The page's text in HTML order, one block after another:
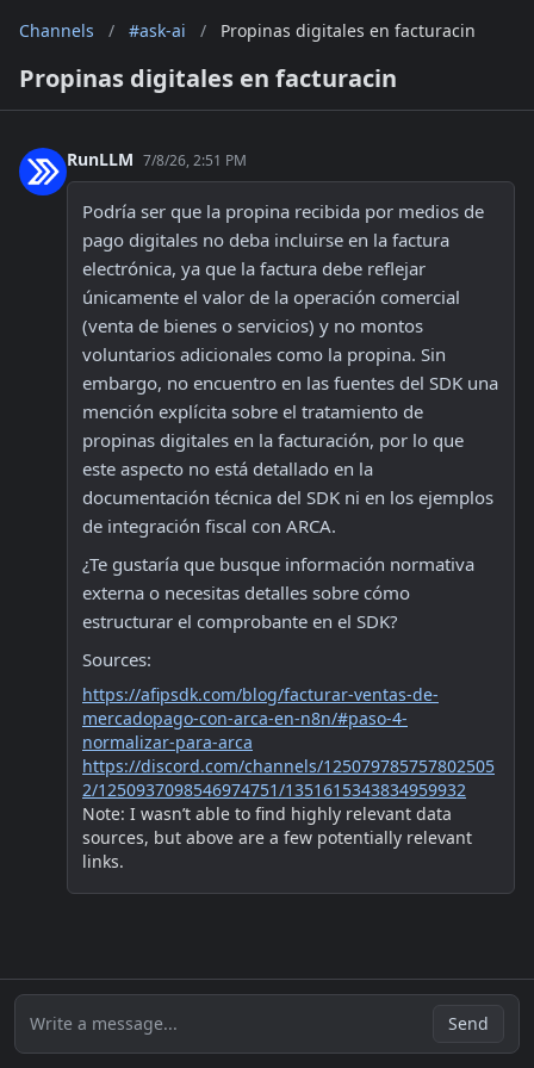
Channels / #ask-ai / Propinas digitales en facturacin
Propinas digitales en facturacin
RunLLM 7/8/26, 2:51 PM
Podría ser que la propina recibida por medios de
pago digitales no deba incluirse en la factura
electrónica, ya que la factura debe reflejar
únicamente el valor de la operación comercial
(venta de bienes o servicios) y no montos
voluntarios adicionales como la propina. Sin
embargo, no encuentro en las fuentes del SDK una
mención explícita sobre el tratamiento de
propinas digitales en la facturación, por lo que
este aspecto no está detallado en la
documentación técnica del SDK ni en los ejemplos
de integración fiscal con ARCA.
¿Te gustaría que busque información normativa
externa o necesitas detalles sobre cómo
estructurar el comprobante en el SDK?
Sources:
https://afipsdk.com/blog/facturar-ventas-de-
mercadopago-con-arca-en-n8n/#paso-4-
normalizar-para-arca
https://discord.com/channels/125079785757802505
2/1250937098546974751/1351615343834959932
Note: I wasn’t able to find highly relevant data
sources, but above are a few potentially relevant
links.
Write a message... Send